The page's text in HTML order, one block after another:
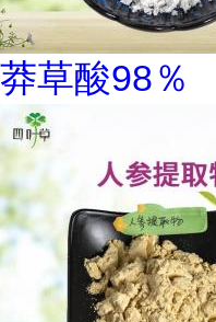
莽草酸98％